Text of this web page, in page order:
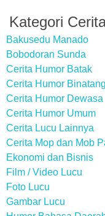
Kategori
Bakusedu Manado
Bobodoran Sunda
Cerita Humor Batak
Cerita Humor Binatang
Cerita Humor Dewasa
Cerita Humor Umum
Cerita Lucu Lainnya
Cerita Mop dan Mob
Ekonomi dan Bisnis
Film / Video Lucu
Foto Lucu
Gambar Lucu